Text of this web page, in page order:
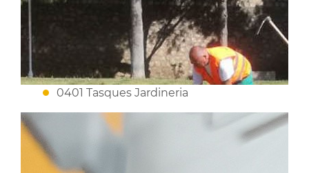
0401 Tasques Jardineria